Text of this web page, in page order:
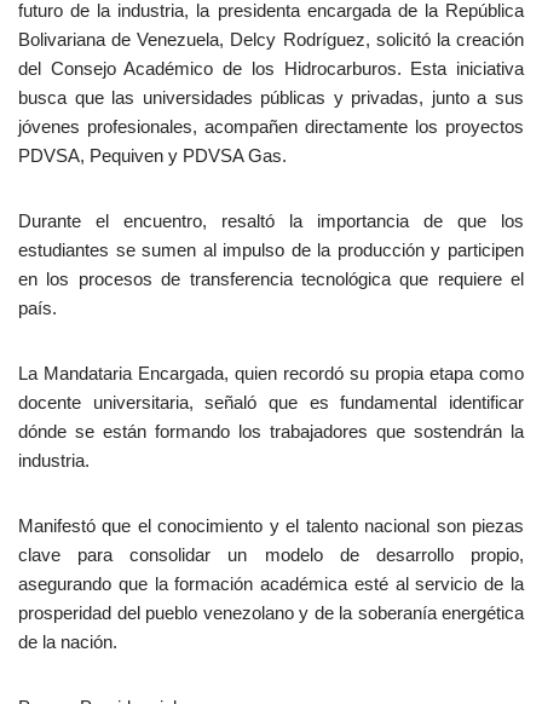
futuro de la industria, la presidenta encargada de la República
Bolivariana de Venezuela, Delcy Rodríguez, solicitó la creación
del Consejo Académico de los Hidrocarburos. Esta iniciativa
busca que las universidades públicas y privadas, junto a sus
jóvenes profesionales, acompañen directamente los proyectos
PDVSA, Pequiven y PDVSA Gas.
Durante el encuentro, resaltó la importancia de que los
estudiantes se sumen al impulso de la producción y participen
en los procesos de transferencia tecnológica que requiere el
país.
La Mandataria Encargada, quien recordó su propia etapa como
docente universitaria, señaló que es fundamental identificar
dónde se están formando los trabajadores que sostendrán la
industria.
Manifestó que el conocimiento y el talento nacional son piezas
clave para consolidar un modelo de desarrollo propio,
asegurando que la formación académica esté al servicio de la
prosperidad del pueblo venezolano y de la soberanía energética
de la nación.